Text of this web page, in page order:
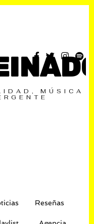
MÚSICA
Reseñas